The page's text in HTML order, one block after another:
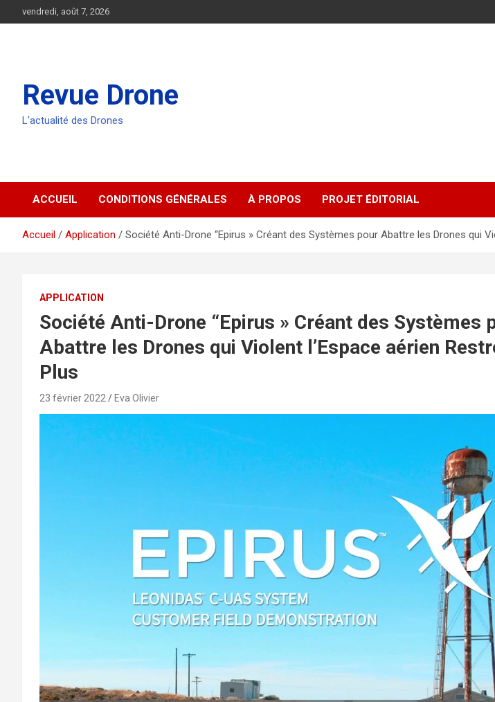
au
vendredi, août 7, 2026
Revue Drone
L'actualité des Drones
ACCUEIL CONDITIONS GÉNÉRALES À PROPOS PROJET ÉDITORIAL
Accueil Application Société Anti-Drone “Epirus » Créant des Systèmes pour Abattre les Drones qui
APPLICATION
Société Anti-Drone “Epirus » Créant des Systèmes
Abattre les Drones qui Violent l’Espace aérien
Plus
23 février 2022 Eva Olivier